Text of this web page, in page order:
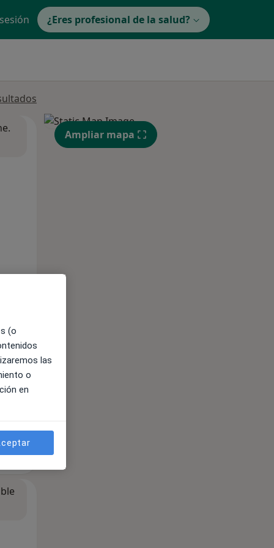
¿Eres profesional de la salud?
Ampliar mapa
(o
las
o
en